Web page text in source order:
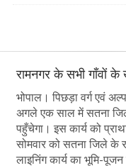
रामनगर के सभी गाँवों
भोपाल। पिछड़ा वर्ग एवं
अगले एक साल में सतना
पहुँचेगा। इस कार्य को
सोमवार को सतना जिले के
लाइनिंग कार्य का भूमि-